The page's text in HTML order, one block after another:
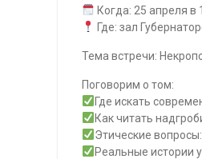
Когда: 25 апреля в
Где: зал
Тема встречи:
Поговорим о том:
Где искать
Как читать
Этические
Реальные истории